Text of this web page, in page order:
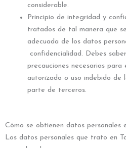
considerable.
Principio de integridad y
tratados de tal manera que
adecuada de los datos
confidencialidad. Debes
precauciones necesarias
autorizado o uso indebido de
parte de terceros.
Cómo se obtienen datos personales
Los datos personales que trato en